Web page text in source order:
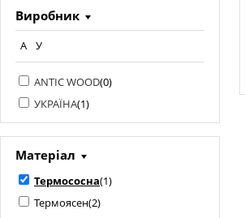
Виробник
A У
ANTIC WOOD(0)
УКРАЇНА(1)
Матеріал
Термососна(1)
Термоясен(2)